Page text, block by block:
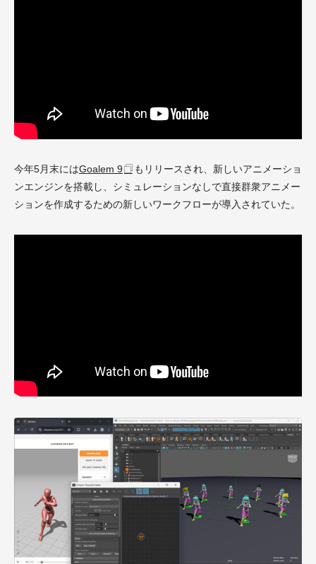
今年5月末にはGoalem 9
もリリースされ、新しいアニメーショ
ンエンジンを搭載し、シミュレーションなしで直接群衆アニメー
ションを作成するための新しいワークフローが導入されていた。